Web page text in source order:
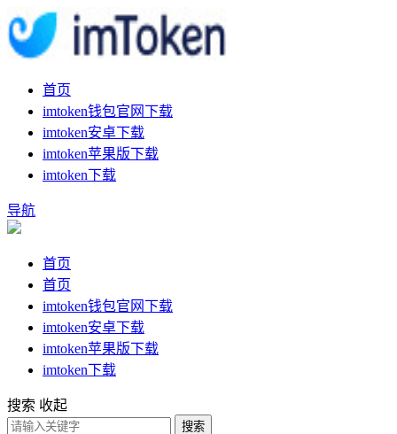
首页
imtoken钱包官网下载
imtoken安卓下载
imtoken苹果版下载
imtoken下载
导航
首页
首页
imtoken钱包官网下载
imtoken安卓下载
imtoken苹果版下载
imtoken下载
搜索 收起
搜索